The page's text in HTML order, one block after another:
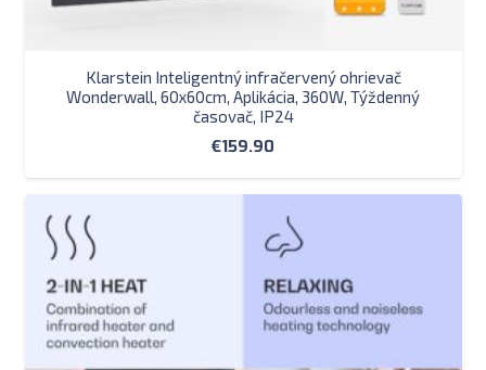
Klarstein Inteligentný infračervený ohrievač
Wonderwall, 60x60cm, Aplikácia, 360W, Týždenný
časovač, IP24
€159.90